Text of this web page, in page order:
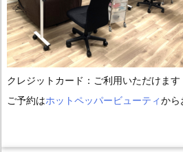
クレジットカード：ご利用いただけます
ご予約はホットペッパービューティから